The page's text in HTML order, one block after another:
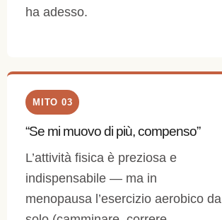
ha adesso.
MITO 03
“Se mi muovo di più, compenso”
L’attività fisica è preziosa e
indispensabile — ma in
menopausa l’esercizio aerobico da